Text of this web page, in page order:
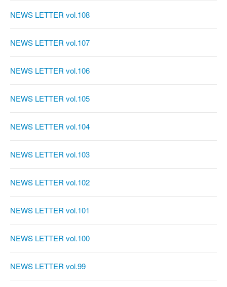
NEWS LETTER vol.108
NEWS LETTER vol.107
NEWS LETTER vol.106
NEWS LETTER vol.105
NEWS LETTER vol.104
NEWS LETTER vol.103
NEWS LETTER vol.102
NEWS LETTER vol.101
NEWS LETTER vol.100
NEWS LETTER vol.99